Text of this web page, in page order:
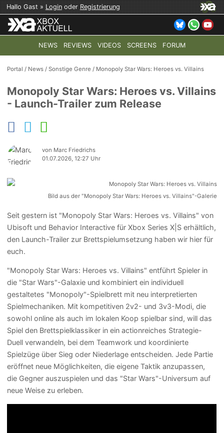
Hallo Gast »LoginoderRegistrierung
NEWS REVIEWS VIDEOS SCREENS FORUM
TOP-THEMEN: COD: MODERN WARFARE 4 HALO:
Portal / News /Sonstige Genre / Monopoly Star Wars: Heroes vs. Villains
Monopoly Star Wars: Heroes vs. Villains
- Launch-Trailer zum Release
von Marc Friedrichs
01.07.2026, 12:27 Uhr
Bild aus der "Monopoly Star Wars: Heroes vs. Villains"-Galerie
Seit gestern ist "Monopoly Star Wars: Heroes vs. Villains" von
Ubisoft und Behavior Interactive für Xbox Series X|S erhältlich,
den Launch-Trailer zur Brettspielumsetzung haben wir hier für
euch.
"Monopoly Star Wars: Heroes vs. Villains" entführt Spieler in
die "Star Wars"-Galaxie und kombiniert ein individuell
gestaltetes "Monopoly"-Spielbrett mit neu interpretierten
Spielmechaniken. Mit kompetitiven 2v2- und 3v3-Modi, die
sowohl online als auch im lokalen Koop spielbar sind, will das
Spiel den Brettspielklassiker in ein actionreiches Strategie-
Duell verwandeln, bei dem Teamwork und koordinierte
Spielzüge über Sieg oder Niederlage entscheiden. Jede Partie
eröffnet neue Möglichkeiten, die eigene Taktik anzupassen,
die Gegner auszuspielen und das "Star Wars"-Universum auf
neue Weise zu erleben.